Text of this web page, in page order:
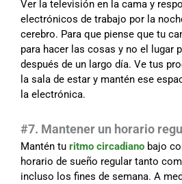
Ver la televisión en la cama y
electrónicos de trabajo por la
cerebro. Para que piense que tu
para hacer las cosas y no el lugar
después de un largo día. Ve tus
la sala de estar y mantén ese
la electrónica.
#7. Mantener un horario
Mantén tu ritmo circadiano bajo
horario de sueño regular tanto
incluso los fines de semana. A